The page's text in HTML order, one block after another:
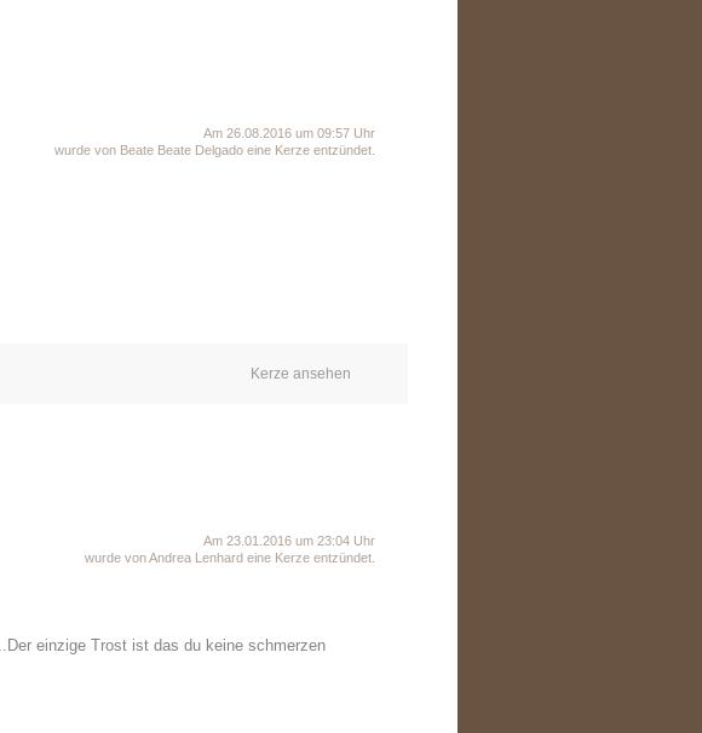
Am 26.08.2016 um 09:57 Uhr
wurde von Beate Beate Delgado eine Kerze entzündet.
Kerze ansehen
Am 23.01.2016 um 23:04 Uhr
wurde von Andrea Lenhard eine Kerze entzündet.
einzige Trost ist das du keine schmerzen